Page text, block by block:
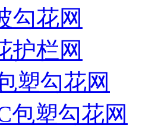
勾花网
护栏网
塑勾花网
包塑勾花网